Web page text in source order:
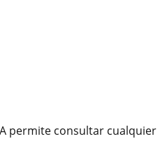
permite consultar cualquier